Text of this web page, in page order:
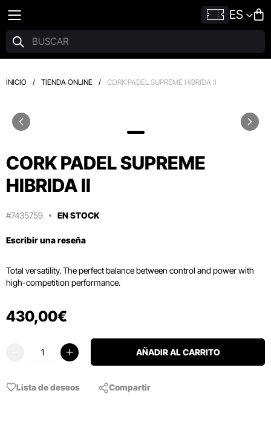
ES
INICIO / TIENDA ONLINE / CORK PADEL SUPREME HIBRIDA II
CORK PADEL SUPREME
HIBRIDA II
#7435759 EN STOCK
Escribir una reseña
Total versatility. The perfect balance between control and power with
high-competition performance.
430,00€
AÑADIR AL CARRITO
Lista de deseos Compartir